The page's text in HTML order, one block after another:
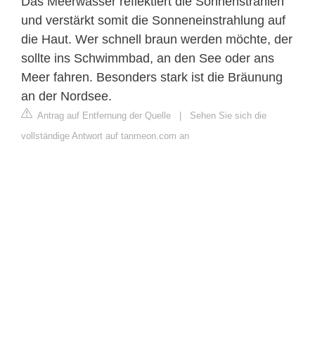
und verstärkt somit die Sonneneinstrahlung auf
die Haut. Wer schnell braun werden möchte, der
sollte ins Schwimmbad, an den See oder ans
Meer fahren. Besonders stark ist die Bräunung
an der Nordsee.
Antrag auf Entfernung der Quelle | Sehen Sie sich die
vollständige Antwort auf tanmeon.com an